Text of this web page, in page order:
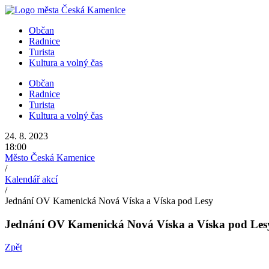
Přejít
obsahuObčan
Radnice
Turista
Kultura a volný čas
Občan
Radnice
Turista
Kultura a volný čas
24. 8. 2023
18:00
Město Česká Kamenice
/
Kalendář akcí
/
Jednání OV Kamenická Nová Víska a Víska pod Lesy
Jednání OV Kamenická Nová Víska a Víska pod
Zpět